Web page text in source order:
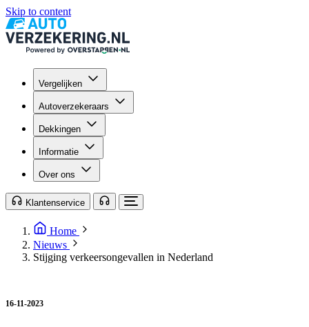
Skip to content
Vergelijken
Autoverzekeraars
Dekkingen
Informatie
Over ons
Klantenservice
Home
Nieuws
Stijging verkeersongevallen in Nederland
16-11-2023